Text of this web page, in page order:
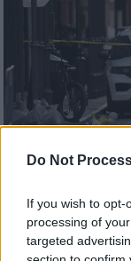
Do Not
If you wish to
processing of
targeted
Κόσμος|